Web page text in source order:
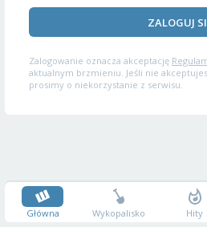
ZALOGUJ
Zalogowanie oznacza akceptację
aktualnym brzmieniu. Jeśli nie
prosimy o niekorzystanie z serwisu.
Główna Wykopalisko Hity